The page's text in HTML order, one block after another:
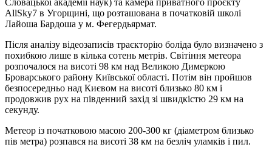
AllSky7 в Угорщині, що розташована в початковій школі
Лайоша Бардоша у м. Фегердьярмат.
Після аналізу відеозаписів траєкторію боліда було визначено з
похибкою лише в кілька сотень метрів. Світіння метеора
розпочалося на висоті 98 км над Великою Димеркою
Броварського району Київської області. Потім він пройшов
безпосередньо над Києвом на висоті близько 80 км і
продовжив рух на південний захід зі швидкістю 29 км на
секунду.
Метеор із початковою масою 200-300 кг (діаметром близько
пів метра) розпався на висоті 38 км на безліч уламків і пил.